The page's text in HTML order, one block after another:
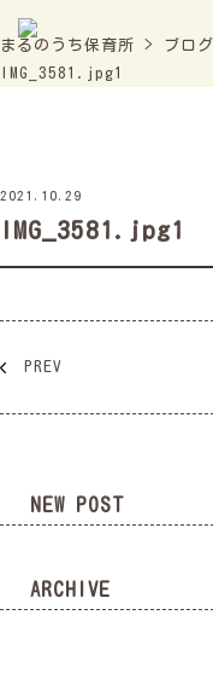
まるのうち保育所 > ブログ
IMG_3581.jpg1
2021.10.29
IMG_3581.jpg1
PREV
NEW POST
ARCHIVE